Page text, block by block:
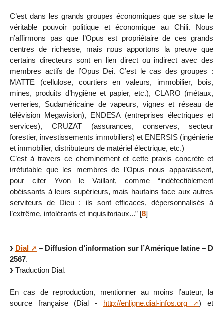
C’est dans les grands groupes économiques que se situe le
véritable pouvoir politique et économique au Chili. Nous
n’affirmons pas que l’Opus est propriétaire de ces grands
centres de richesse, mais nous apportons la preuve que
certains directeurs sont en lien direct ou indirect avec des
membres actifs de l’Opus Dei. C’est le cas des groupes :
MATTE (cellulose, courtiers en valeurs, immobilier, bois,
mines, produits d’hygiène et papier, etc.), CLARO (métaux,
verreries, Sudaméricaine de vapeurs, vignes et réseau de
télévision Megavision), ENDESA (entreprises électriques et
services), CRUZAT (assurances, conserves, secteur
forestier, investissements immobiliers) et ENERSIS (ingénierie
et immobilier, distributeurs de matériel électrique, etc.)
C’est à travers ce cheminement et cette praxis concrète et
irréfutable que les membres de l’Opus nous apparaissent,
pour citer Yvon le Vaillant, comme “indéfectiblement
obéissants à leurs supérieurs, mais hautains face aux autres
serviteurs de Dieu : ils sont efficaces, dépersonnalisés à
l’extrême, intolérants et inquisitoriaux...” [8]
Dial
– Diffusion d’information sur l’Amérique latine – D
2567.
Traduction Dial.
En cas de reproduction, mentionner au moins l’auteur, la
source française (Dial -
http://enligne.dial-infos.org
) et